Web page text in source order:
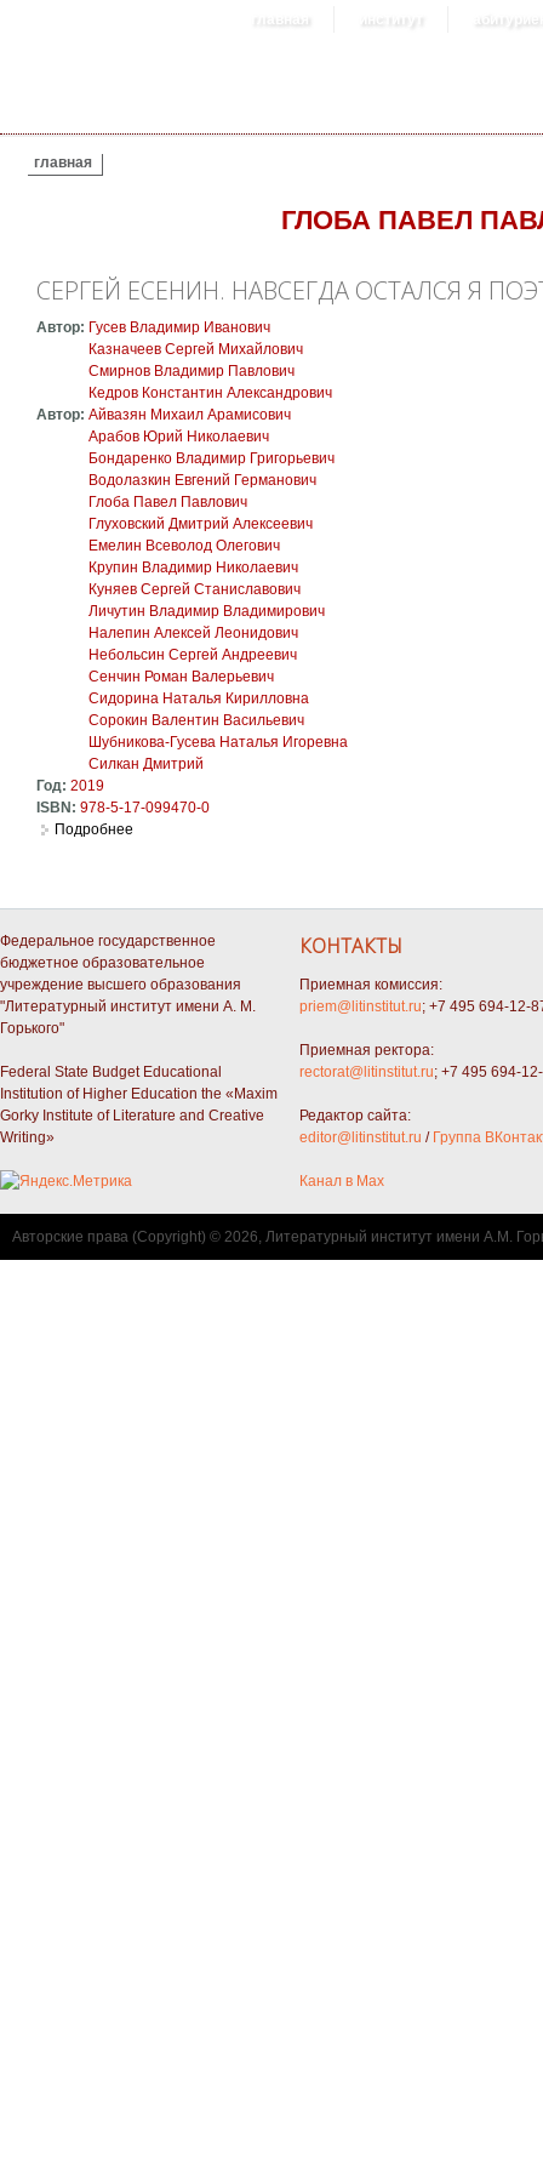
главная институт
ВЫ ЗДЕСЬ
главная
ГЛОБА ПАВЕЛ
СЕРГЕЙ ЕСЕНИН. НАВСЕГДА ОСТАЛСЯ Я
Автор: Гусев Владимир Иванович
Казначеев Сергей Михайлович
Смирнов Владимир Павлович
Кедров Константин Александрович
Автор: Айвазян Михаил Арамисович
Арабов Юрий Николаевич
Бондаренко Владимир Григорьевич
Водолазкин Евгений Германович
Глоба Павел Павлович
Глуховский Дмитрий Алексеевич
Емелин Всеволод Олегович
Крупин Владимир Николаевич
Куняев Сергей Станиславович
Личутин Владимир Владимирович
Налепин Алексей Леонидович
Небольсин Сергей Андреевич
Сенчин Роман Валерьевич
Сидорина Наталья Кирилловна
Сорокин Валентин Васильевич
Шубникова-Гусева Наталья Игоревна
Силкан Дмитрий
Год: 2019
ISBN: 978-5-17-099470-0
Подробнее
Федеральное государственное
бюджетное образовательное
учреждение высшего образования
"Литературный институт имени А. М.
Горького"
Federal State Budget Educational
Institution of Higher Education the «Maxim
Gorky Institute of Literature and Creative
Writing»
КОНТАКТЫ
Приемная комиссия:
priem@litinstitut.ru; +7 495 694-12-
Приемная ректора:
rectorat@litinstitut.ru; +7 495 694-
Редактор сайта:
editor@litinstitut.ru / Группа
Канал в Max
Авторские права (Copyright) © 2026, Литературный институт имени А.М.